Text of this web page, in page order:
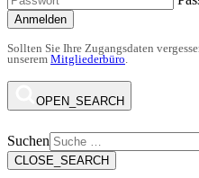
Anmelden
Sollten Sie Ihre Zugangsdaten
unserem Mitgliederbüro.
OPEN_SEARCH
Suchen
CLOSE_SEARCH